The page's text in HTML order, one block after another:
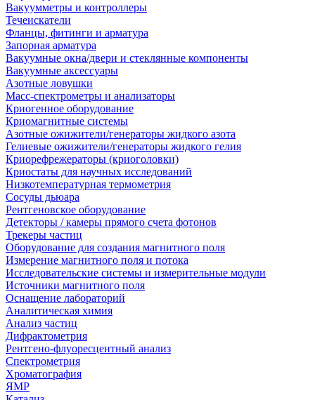
Вакуумметры и контроллеры
Течеискатели
Фланцы, фитинги и арматура
Запорная арматура
Вакуумные окна/двери и стеклянные компоненты
Вакуумные аксессуары
Азотные ловушки
Масс-спектрометры и анализаторы
Криогенное оборудование
Криомагнитные системы
Азотные ожижители/генераторы жидкого азота
Гелиевые ожижители/генераторы жидкого гелия
Криорефрежераторы (криоголовки)
Криостаты для научных исследований
Низкотемпературная термометрия
Сосуды дьюара
Рентгеновское оборудование
Детекторы / камеры прямого счета фотонов
Трекеры частиц
Оборудование для создания магнитного поля
Измерение магнитного поля и потока
Исследовательские системы и измерительные модули
Источники магнитного поля
Оснащение лабораторий
Аналитическая химия
Анализ частиц
Дифрактометрия
Рентгено-флуоресцентный анализ
Спектрометрия
Хроматография
ЯМР